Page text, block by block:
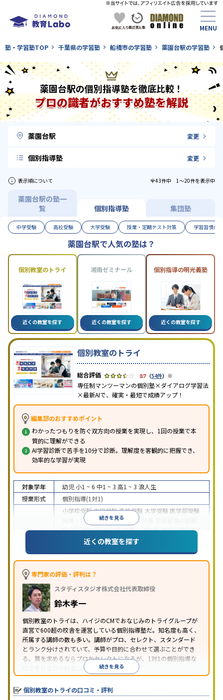
塾・学習塾TOP 千葉県の学習塾 船橋市の学習塾 薬園台駅の学習塾
薬園台駅の個別指導塾を徹底比較！
プロの識者がおすすめ塾を解説
薬園台駅 変更
個別指導塾 変更
表示順について 全43件中 1〜20件を表示中
薬園台駅の塾一
覧
個別指導塾 集団塾
中学受験 高校受験 大学受験 授業・定期テスト対策 学習習慣の
薬園台駅で人気の塾は？
個別教室のトライ
近くの教室を探す
湘南ゼミナール
近くの教室を探す
個別指導の明光義塾
近くの教室を探す
個別教室のトライ
3.7 （54件） ※
専任制マンツーマンの個別塾×ダイアログ学習法
×最新AIで、確実・最短で成績アップ！
編集部のおすすめポイント
わかったつもりを防ぐ双方向の授業を実現し、1回の授業で本
質的に理解ができる
AI学習診断で苦手を10分で診断。理解度を客観的に把握でき、
効率的な学習が実現
続きを見る
対象学年 幼児 小1 ~ 6 中1 ~ 3 高1 ~ 3 浪人生
授業形式
個別指導(1対1)
小学校受験中学受験高校受験 大学受験 医学部受験
授業・定期テスト対策
内申点対策
総合型選抜(旧AO)対策推薦入試対策学校別特化対
国公立大対策私大対策 共通テスト対策
語・英会話特化対策その他科目別特化対策
特徴
中高一貫校生に対応
応
学習にPC・タブレットを利用
科目から受講可能季節講習のみの受講可
の子どもに対応
※2023年3月調査。
近くの教室を探す
専門家の評価・評判は？
スタディスタジオ株式会社代表取締役
鈴木孝一
個別教室のトライは、ハイジのCMでおなじみのトライグループが
直営で600超の校舎を運営している個別指導塾だ。知名度も高く、
所属する講師の数も多い。講師がプロ、セレクト、スタンダード
とランク分けされていて、予算や目的に合わせて選ぶことができ
る。質を求めるならプロかセレクトになるが、1対1の個別指導な
のでそれなりの料金になる。続きを見る
個別教室のトライの口コミ・評判